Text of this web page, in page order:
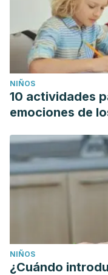
NIÑOS
10 actividades
emociones de
NIÑOS
¿Cuándo